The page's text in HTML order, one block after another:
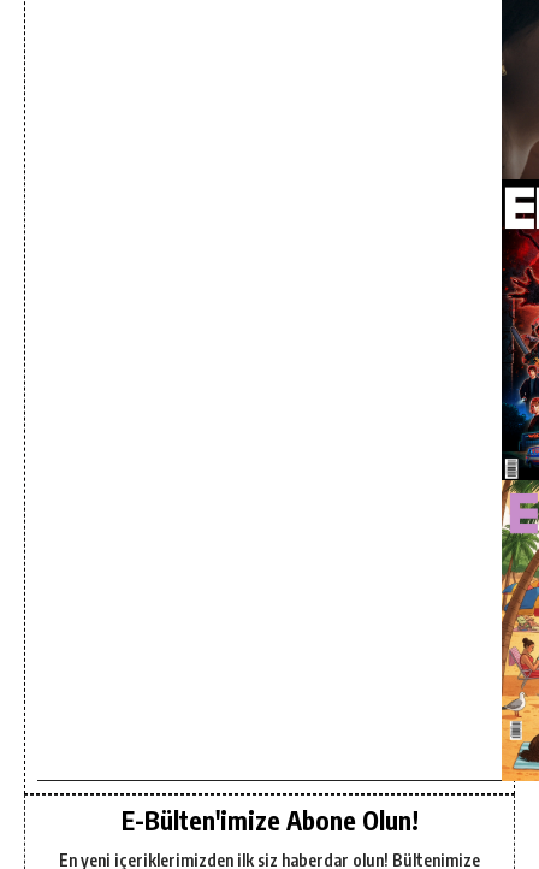
E-Bülten'imize Abone Olun!
En yeni içeriklerimizden ilk siz haberdar olun! Bültenimize